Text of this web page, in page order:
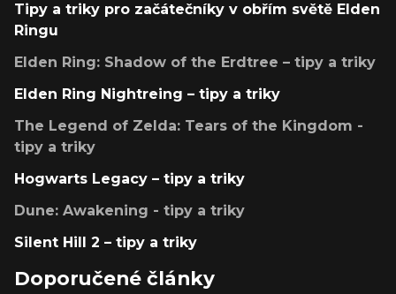
Tipy a triky pro začátečníky v obřím světě Elden
Ringu
Elden Ring: Shadow of the Erdtree – tipy a triky
Elden Ring Nightreing – tipy a triky
The Legend of Zelda: Tears of the Kingdom -
tipy a triky
Hogwarts Legacy – tipy a triky
Dune: Awakening - tipy a triky
Silent Hill 2 – tipy a triky
Doporučené články